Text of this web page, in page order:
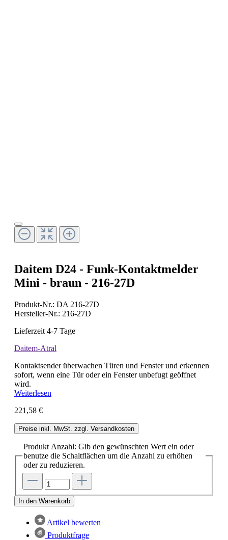
Daitem D24 - Funk-Kontaktmelder
Mini - braun - 216-27D
Produkt-Nr.: DA 216-27D
Hersteller-Nr.: 216-27D
Lieferzeit 4-7 Tage
Daitem-Atral
Kontaktsender überwachen Türen und Fenster und erkennen
sofort, wenn eine Tür oder ein Fenster unbefugt geöffnet
wird.
Weiterlesen
221,58 €
Preise inkl. MwSt. zzgl. Versandkosten
Produkt Anzahl: Gib den gewünschten Wert ein oder
benutze die Schaltflächen um die Anzahl zu erhöhen
oder zu reduzieren.
In den Warenkorb
Artikel bewerten
Produktfrage